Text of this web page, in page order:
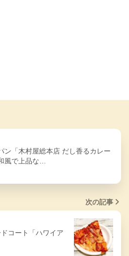
ン「木村屋総本店 だし香るカレー
風で上品な…
次の記事
コート「ハワイア